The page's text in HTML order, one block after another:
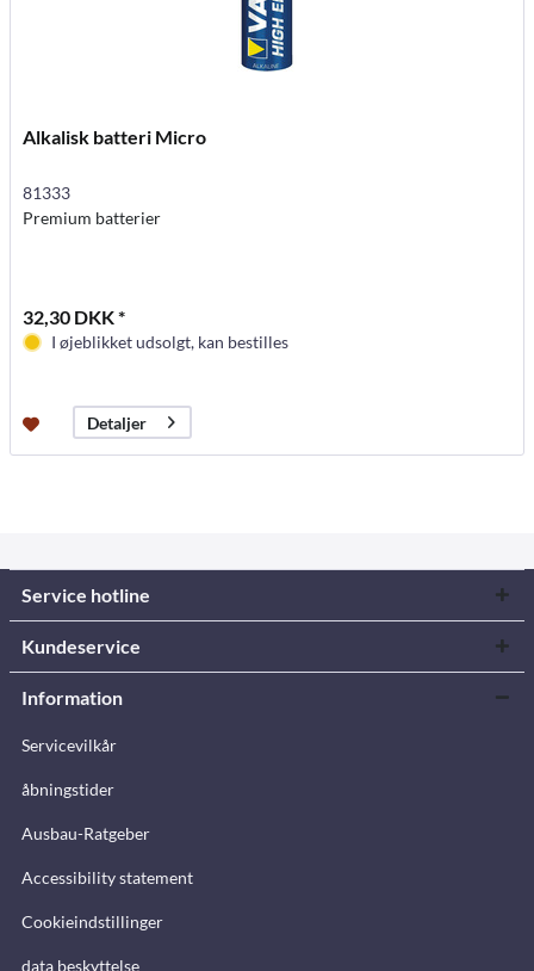
Alkalisk batteri Micro
81333
Premium batterier
32,30 DKK *
I øjeblikket udsolgt, kan bestilles
Detaljer
Service hotline
Kundeservice
Information
Servicevilkår
åbningstider
Ausbau-Ratgeber
Accessibility statement
Cookieindstillinger
data beskyttelse